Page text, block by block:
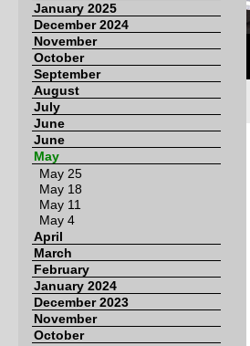
January 2025
December 2024
November
October
September
August
July
June
June
May
May 25
May 18
May 11
May 4
April
March
February
January 2024
December 2023
November
October